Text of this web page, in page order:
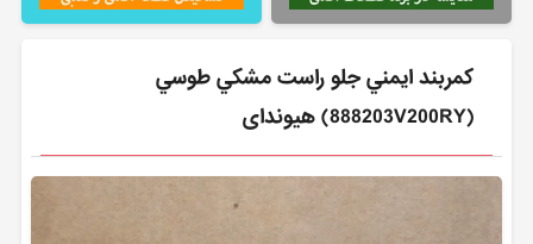
كمربند ايمني جلو راست مشكي طوسي
(888203V200RY) هیوندای